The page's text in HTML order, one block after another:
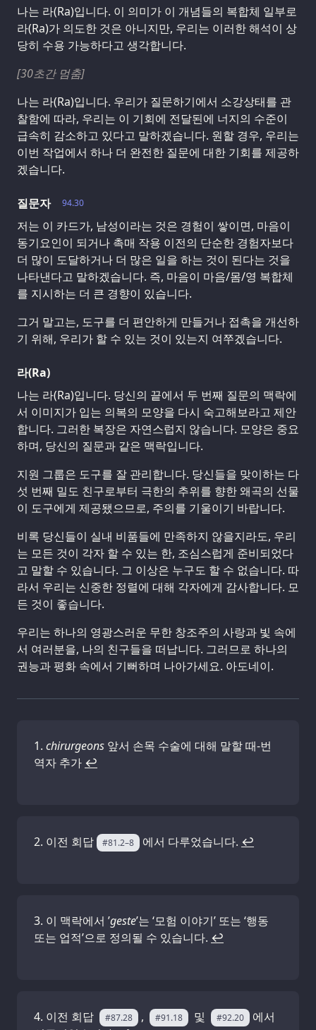
나는 라(Ra)입니다. 이 의미가 이 개념들의 복합체 일부로
라(Ra)가 의도한 것은 아니지만, 우리는 이러한 해석이 상
당히 수용 가능하다고 생각합니다.
[30초간 멈춤]
나는 라(Ra)입니다. 우리가 질문하기에서 소강상태를 관
찰함에 따라, 우리는 이 기회에 전달된에 너지의 수준이
급속히 감소하고 있다고 말하겠습니다. 원할 경우, 우리는
이번 작업에서 하나 더 완전한 질문에 대한 기회를 제공하
겠습니다.
94.30
질문자
저는 이 카드가, 남성이라는 것은 경험이 쌓이면, 마음이
동기요인이 되거나 촉매 작용 이전의 단순한 경험자보다
더 많이 도달하거나 더 많은 일을 하는 것이 된다는 것을
나타낸다고 말하겠습니다. 즉, 마음이 마음/몸/영 복합체
를 지시하는 더 큰 경향이 있습니다.
그거 말고는, 도구를 더 편안하게 만들거나 접촉을 개선하
기 위해, 우리가 할 수 있는 것이 있는지 여쭈겠습니다.
라(Ra)
나는 라(Ra)입니다. 당신의 끝에서 두 번째 질문의 맥락에
서 이미지가 입는 의복의 모양을 다시 숙고해보라고 제안
합니다. 그러한 복장은 자연스럽지 않습니다. 모양은 중요
하며, 당신의 질문과 같은 맥락입니다.
지원 그룹은 도구를 잘 관리합니다. 당신들을 맞이하는 다
섯 번째 밀도 친구로부터 극한의 추위를 향한 왜곡의 선물
이 도구에게 제공됐으므로, 주의를 기울이기 바랍니다.
비록 당신들이 실내 비품들에 만족하지 않을지라도, 우리
는 모든 것이 각자 할 수 있는 한, 조심스럽게 준비되었다
고 말할 수 있습니다. 그 이상은 누구도 할 수 없습니다. 따
라서 우리는 신중한 정렬에 대해 각자에게 감사합니다. 모
든 것이 좋습니다.
우리는 하나의 영광스러운 무한 창조주의 사랑과 빛 속에
서 여러분을, 나의 친구들을 떠납니다. 그러므로 하나의
권능과 평화 속에서 기뻐하며 나아가세요. 아도네이.
chirurgeons 앞서 손목 수술에 대해 말할 때-번
역자 추가 ↩
이전 회답 #81.2–8 에서 다루었습니다. ↩
이 맥락에서 ’geste’는 ‘모험 이야기’ 또는 ‘행동
또는 업적’으로 정의될 수 있습니다. ↩
이전 회답 #87.28 , #91.18 및 #92.20
에서